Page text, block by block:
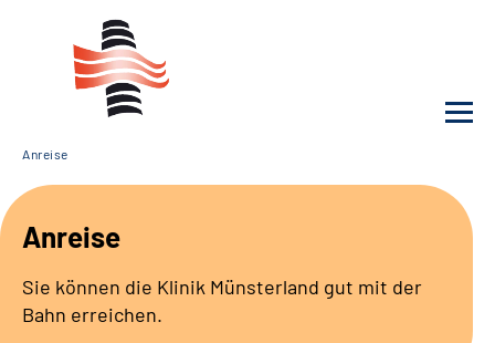
Unsere Klinik
Unsere Angebote
Service
Anreise
Anreise
Sie können die Klinik Münsterland gut mit der
Bahn erreichen.